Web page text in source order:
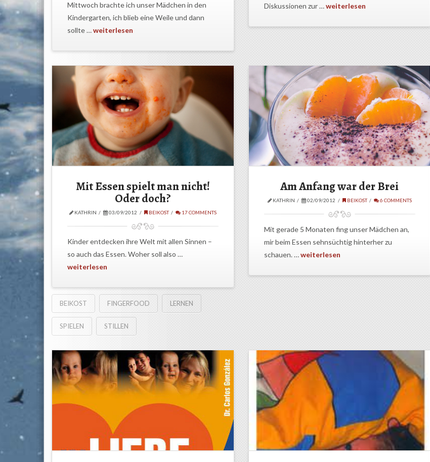
Mittwoch brachte ich unser Mädchen in den
Kindergarten, ich blieb eine Weile und dann
sollte …weiterlesen
Diskussionen zur …weiterlesen
Mit Essen spielt man nicht!
Oder doch?
KATHRIN 03/09/2012 BEIKOST 17 COMMENTS
Kinder entdecken ihre Welt mit allen Sinnen –
so auch das Essen. Woher soll also …
weiterlesen
BEIKOST FINGERFOOD LERNEN
SPIELEN STILLEN
Am Anfang war der Brei
KATHRIN 02/09/2012 BEIKOST 6 COMMENTS
Mit gerade 5 Monaten fing unser Mädchen an,
mir beim Essen sehnsüchtig hinterher zu
schauen. …weiterlesen